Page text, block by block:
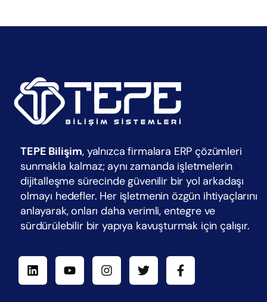
TEPE Bilişim, yalnızca firmalara ERP çözümleri
sunmakla kalmaz; aynı zamanda işletmelerin
dijitalleşme sürecinde güvenilir bir yol arkadaşı
olmayı hedefler. Her işletmenin özgün ihtiyaçlarını
anlayarak, onları daha verimli, entegre ve
sürdürülebilir bir yapıya kavuşturmak için çalışır.